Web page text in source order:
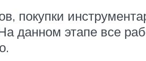
покупки
данном этапе все